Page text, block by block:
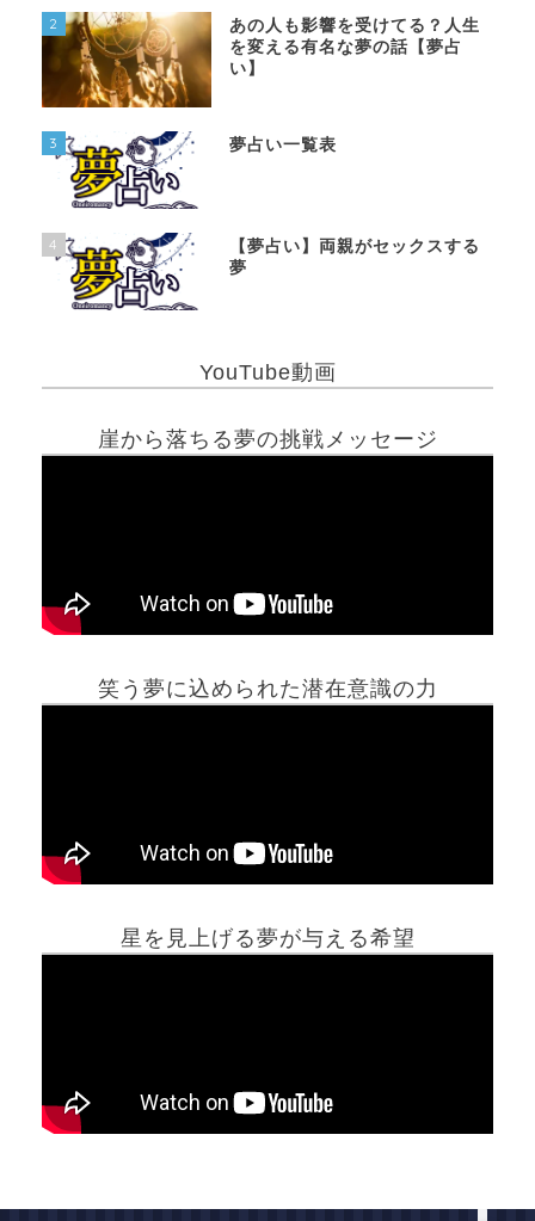
2
あの人も影響を受けてる？人生
を変える有名な夢の話【夢占
い】
3 夢占い一覧表
4
【夢占い】両親がセックスする
夢
YouTube動画
崖から落ちる夢の挑戦メッセージ
笑う夢に込められた潜在意識の力
星を見上げる夢が与える希望
ホーム
最新記事動画